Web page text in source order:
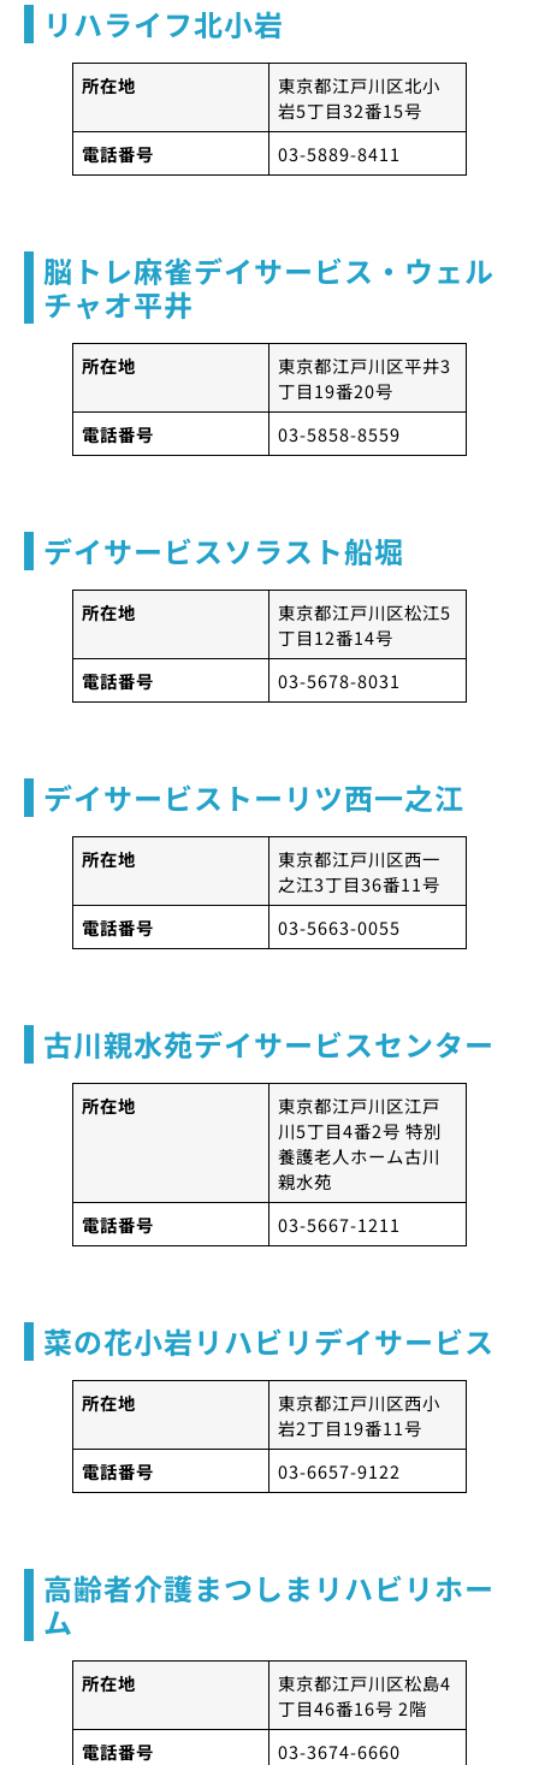
リハライフ北小岩
所在地
東京都江戸川区北小
岩5丁目32番15号
電話番号
03-5889-8411
脳トレ麻雀デイサービス・ウェル
チャオ平井
所在地
東京都江戸川区平井3
丁目19番20号
電話番号
03-5858-8559
デイサービスソラスト船堀
所在地
東京都江戸川区松江5
丁目12番14号
電話番号
03-5678-8031
デイサービストーリツ西一之江
所在地
東京都江戸川区西一
之江3丁目36番11号
電話番号
03-5663-0055
古川親水苑デイサービスセンター
所在地
東京都江戸川区江戸
川5丁目4番2号 特別
養護老人ホーム古川
親水苑
電話番号
03-5667-1211
菜の花小岩リハビリデイサービス
所在地
東京都江戸川区西小
岩2丁目19番11号
電話番号
03-6657-9122
高齢者介護まつしまリハビリホー
ム
所在地
東京都江戸川区松島4
丁目46番16号 2階
電話番号
03-3674-6660